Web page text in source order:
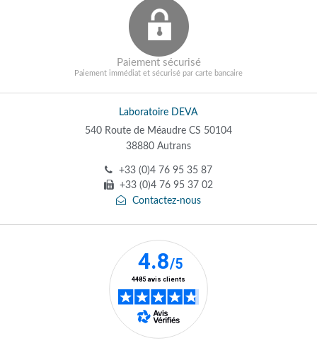
Paiement sécurisé
Paiement immédiat et sécurisé par carte bancaire
Laboratoire DEVA
540 Route de Méaudre CS 50104
38880 Autrans
+33 (0)4 76 95 35 87
+33 (0)4 76 95 37 02
Contactez-nous